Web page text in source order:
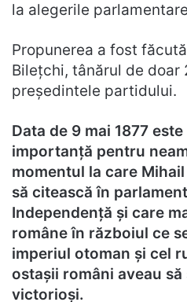
la alegerile
Propunerea a fost
Bilețchi, tânărul de doar
președintele partidului.
Data de 9 mai 1877
importanță pentru
momentul la care
să citească în
Independență și care
române în războiul ce
imperiul otoman și cel
ostașii români aveau să
victorioși.